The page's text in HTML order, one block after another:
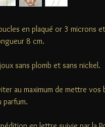
en plaqué or 3 microns
8 cm.
sans plomb et sans nickel.
au maximum de mettre
parfum.